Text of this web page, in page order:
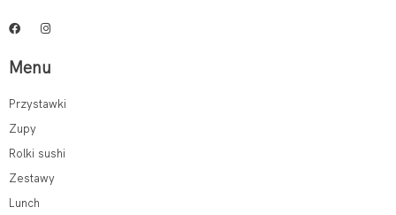
Menu
Przystawki
Zupy
Rolki sushi
Zestawy
Lunch